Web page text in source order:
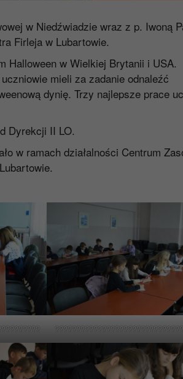
w Niedźwiadzie wraz z p. Iwoną
Firleja w Lubartowie.
Halloween w Wielkiej Brytanii i USA.
mieli za zadanie odnaleźć
dynię. Trzy najlepsze prace
Dyrekcji II LO.
w ramach działalności Centrum